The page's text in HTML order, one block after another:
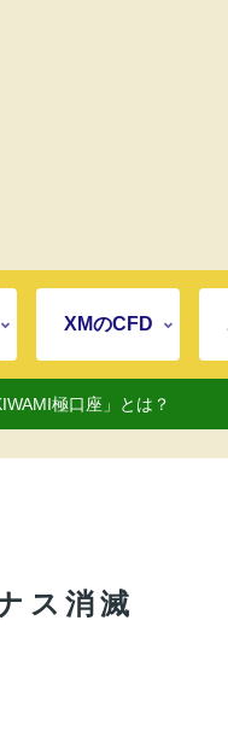
XMのCFD
極口座」とは？
ス消滅